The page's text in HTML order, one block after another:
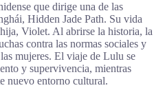
que dirige una de las
Hidden Jade Path. Su vida
Violet. Al abrirse la historia, la
contra las normas sociales y
mujeres. El viaje de Lulu se
y supervivencia, mientras
nuevo entorno cultural.